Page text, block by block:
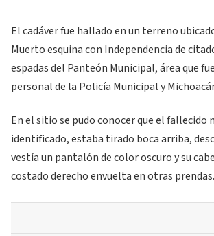
El cadáver fue hallado en un terreno
Muerto esquina con Independencia de
espadas del Panteón Municipal, área que
personal de la Policía Municipal y
En el sitio se pudo conocer que el fallecido
identificado, estaba tirado boca arriba,
vestía un pantalón de color oscuro y su
costado derecho envuelta en otras prendas.